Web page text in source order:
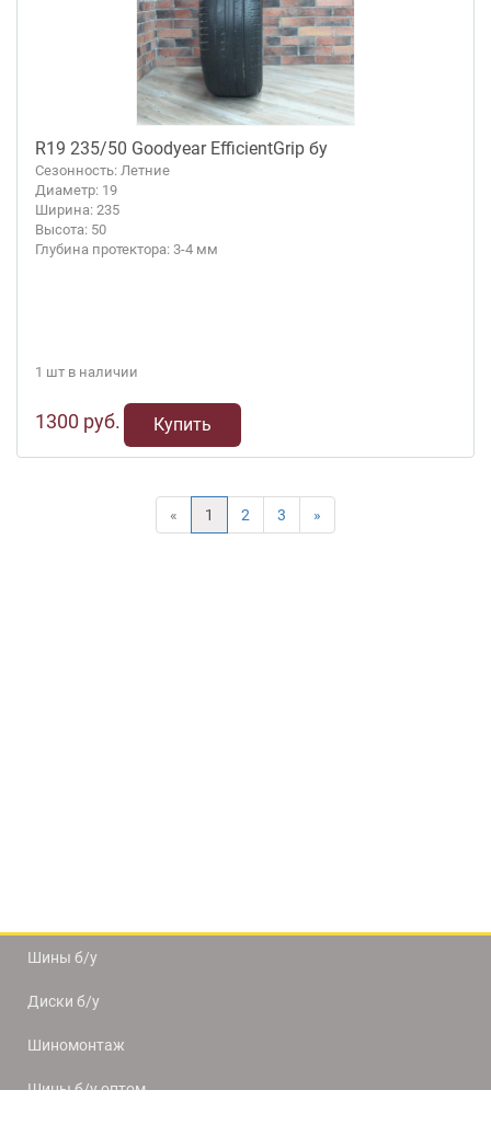
R19 235/50 Goodyear EfficientGrip бу
Сезонность: Летние
Диаметр: 19
Ширина: 235
Высота: 50
Глубина протектора: 3-4 мм
1 шт в наличии
1300 руб. Купить
« 1 2 3 »
Шины б/у
Диски б/у
Шиномонтаж
Шины б/у оптом